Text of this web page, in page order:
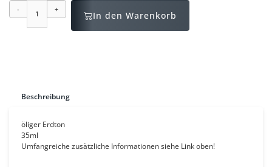
- +
In den Warenkorb
Beschreibung
öliger Erdton
35ml
Umfangreiche zusätzliche Informationen siehe Link oben!